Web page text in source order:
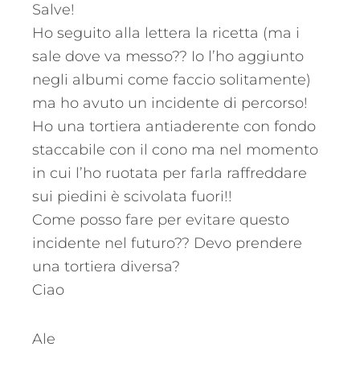
Salve!
Ho seguito alla lettera la ricetta (ma i
sale dove va messo?? Io l’ho aggiunto
negli albumi come faccio solitamente)
ma ho avuto un incidente di percorso!
Ho una tortiera antiaderente con fondo
staccabile con il cono ma nel momento
in cui l’ho ruotata per farla raffreddare
sui piedini è scivolata fuori!!
Come posso fare per evitare questo
incidente nel futuro?? Devo prendere
una tortiera diversa?
Ciao
Ale